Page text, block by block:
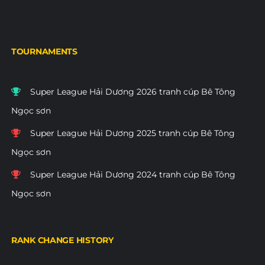
TOURNAMENTS
Super League Hải Dương 2026 tranh cúp Bê Tông
Ngọc sơn
Super League Hải Dương 2025 tranh cúp Bê Tông
Ngọc sơn
Super League Hải Dương 2024 tranh cúp Bê Tông
Ngọc sơn
RANK CHANGE HISTORY